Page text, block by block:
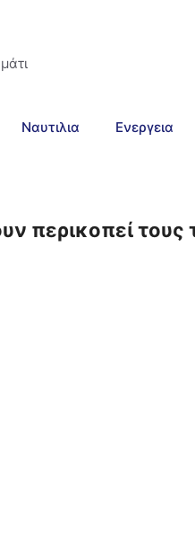
Ναυτιλια Ενεργεια
περικοπεί